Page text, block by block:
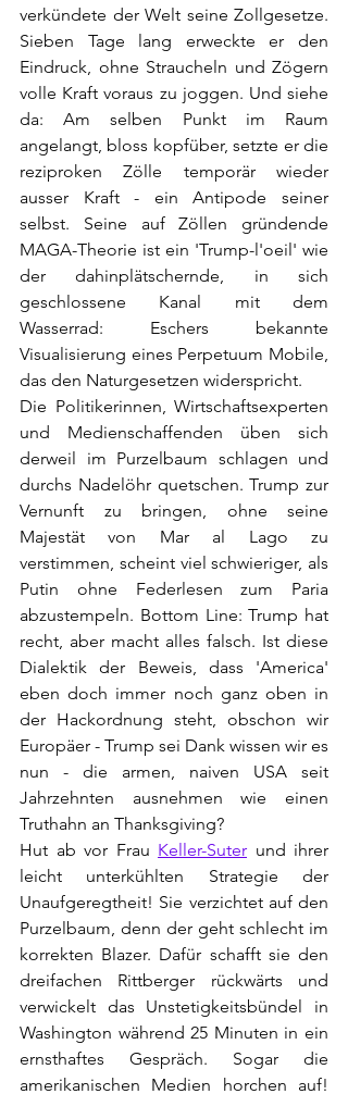
verkündete der Welt seine Zollgesetze.
Sieben Tage lang erweckte er den
Eindruck, ohne Straucheln und Zögern
volle Kraft voraus zu joggen. Und siehe
da: Am selben Punkt im Raum
angelangt, bloss kopfüber, setzte er die
reziproken Zölle temporär wieder
ausser Kraft - ein Antipode seiner
selbst. Seine auf Zöllen gründende
MAGA-Theorie ist ein 'Trump-l'oeil' wie
der dahinplätschernde, in sich
geschlossene Kanal mit dem
Wasserrad: Eschers bekannte
Visualisierung eines Perpetuum Mobile,
das den Naturgesetzen widerspricht.
Die Politikerinnen, Wirtschaftsexperten
und Medienschaffenden üben sich
derweil im Purzelbaum schlagen und
durchs Nadelöhr quetschen. Trump zur
Vernunft zu bringen, ohne seine
Majestät von Mar al Lago zu
verstimmen, scheint viel schwieriger, als
Putin ohne Federlesen zum Paria
abzustempeln. Bottom Line: Trump hat
recht, aber macht alles falsch. Ist diese
Dialektik der Beweis, dass 'America'
eben doch immer noch ganz oben in
der Hackordnung steht, obschon wir
Europäer - Trump sei Dank wissen wir es
nun - die armen, naiven USA seit
Jahrzehnten ausnehmen wie einen
Truthahn an Thanksgiving?
Hut ab vor Frau Keller-Suter und ihrer
leicht unterkühlten Strategie der
Unaufgeregtheit! Sie verzichtet auf den
Purzelbaum, denn der geht schlecht im
korrekten Blazer. Dafür schafft sie den
dreifachen Rittberger rückwärts und
verwickelt das Unstetigkeitsbündel in
Washington während 25 Minuten in ein
ernsthaftes Gespräch. Sogar die
amerikanischen Medien horchen auf!